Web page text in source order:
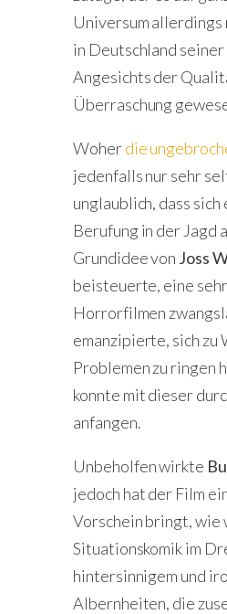
Universum allerdings
in Deutschland
Angesichts der
Überraschung
Woherdie
jedenfalls nur sehr
unglaublich, dass
Berufung in der Jagd
Grundidee von Joss
beisteuerte, eine
Horrorfilmen
emanzipierte, sich zu
Problemen zu ringen
konnte mit dieser
anfangen.
Unbeholfen wirkte
jedoch hat der Film
Vorschein bringt, wie
Situationskomik im
hintersinnigem und
Albernheiten, die